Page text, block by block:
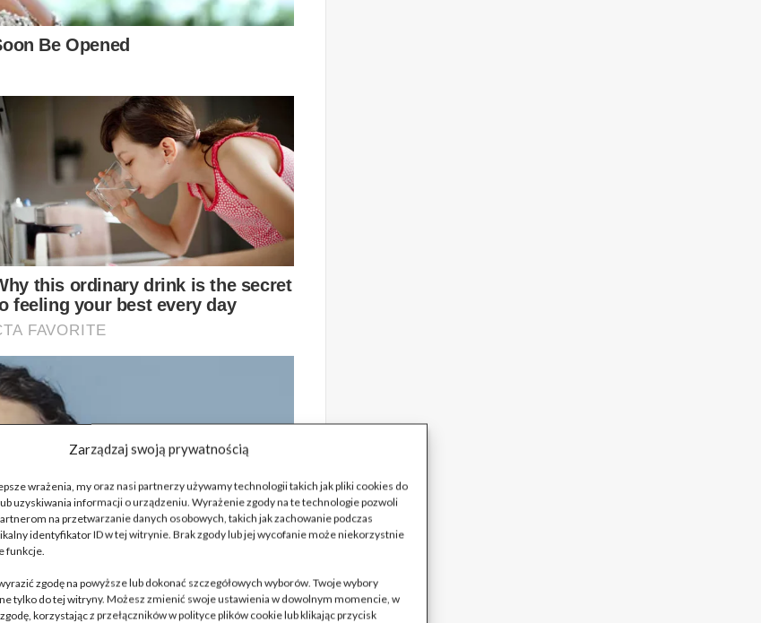
Zarządzaj swoją prywatnością
wrażenia, my oraz nasi partnerzy używamy technologii takich jak pliki cookies do
uzyskiwania informacji o urządzeniu. Wyrażenie zgody na te technologie pozwoli
na przetwarzanie danych osobowych, takich jak zachowanie podczas
identyfikator ID w tej witrynie. Brak zgody lub jej wycofanie może niekorzystnie
funkcje.
zgodę na powyższe lub dokonać szczegółowych wyborów. Twoje wybory
tylko do tej witryny. Możesz zmienić swoje ustawienia w dowolnym momencie, w
korzystając z przełączników w polityce plików cookie lub klikając przycisk